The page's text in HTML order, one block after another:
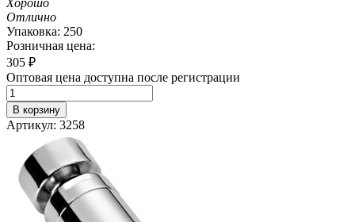
Отлично
Упаковка: 250
Розничная цена:
305 ₽
Оптовая цена доступна после регистрации
В корзину
Артикул: 3258